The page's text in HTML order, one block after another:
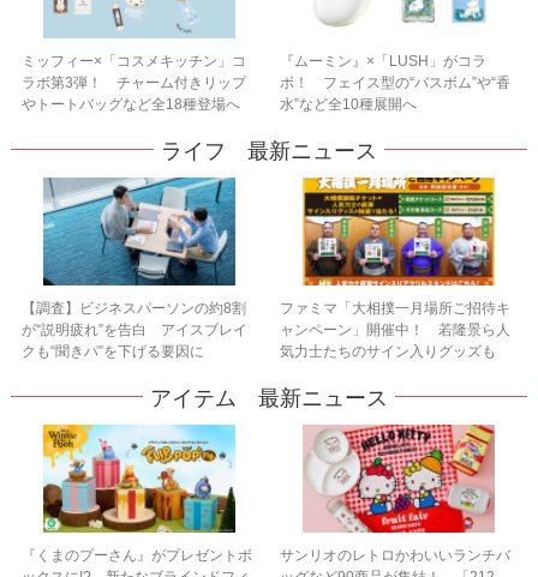
ミッフィー×「コスメキッチン」コ
ラボ第3弾！ チャーム付きリップ
やトートバッグなど全18種登場へ
『ムーミン』×「LUSH」がコラ
ボ！ フェイス型の“バスボム”や“香
水”など全10種展開へ
ライフ 最新ニュース
【調査】ビジネスパーソンの約8割
が“説明疲れ”を告白 アイスブレイ
クも“聞きパ”を下げる要因に
ファミマ「大相撲一月場所ご招待キ
ャンペーン」開催中！ 若隆景ら人
気力士たちのサイン入りグッズも
アイテム 最新ニュース
『くまのプーさん』がプレゼントボ
サンリオのレトロかわいいランチバ